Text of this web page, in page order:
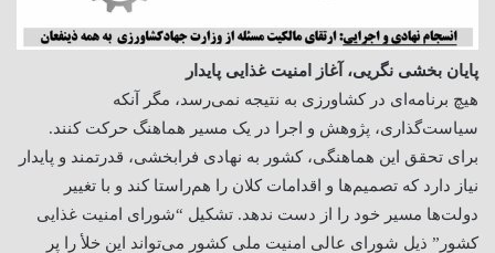
پایان بخشی نگریی، آغاز امنیت غذایی پایدار
هیچ برنامه‌ای در کشاورزی به نتیجه نمی‌رسد، مگر آنکه
سیاست‌گذاری، پژوهش و اجرا در یک مسیر هماهنگ حرکت کنند.
برای تحقق این هماهنگی، کشور به نهادی فرابخشی، قدرتمند و پایدار
نیاز دارد که تصمیم‌ها و اقدامات کلان را هم‌راستا کند و با تغییر
دولت‌ها مسیر خود را از دست ندهد. تشکیل “شورای امنیت غذایی
کشور” ذیل شورای عالی امنیت ملی کشور می‌تواند این خلأ را پر